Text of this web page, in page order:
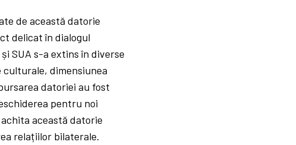
de această datorie
delicat în dialogul
SUA s-a extins în diverse
dimensiunea
datoriei au fost
pentru noi
această datorie
relațiilor bilaterale.